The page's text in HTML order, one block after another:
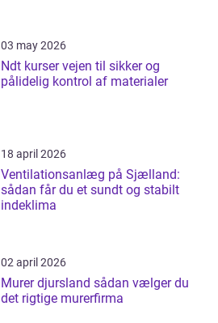
03 may 2026
Ndt kurser vejen til sikker og
pålidelig kontrol af materialer
18 april 2026
Ventilationsanlæg på Sjælland:
sådan får du et sundt og stabilt
indeklima
02 april 2026
Murer djursland sådan vælger du
det rigtige murerfirma